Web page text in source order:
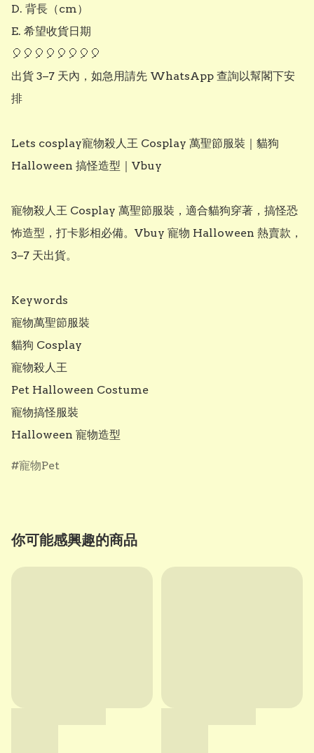
D. 背長（cm）
E. 希望收貨日期
🎈🎈🎈🎈🎈🎈🎈🎈
出貨 3–7 天內，如急用請先 WhatsApp 查詢以幫閣下安
排
Lets cosplay寵物殺人王 Cosplay 萬聖節服裝｜貓狗
Halloween 搞怪造型｜Vbuy
寵物殺人王 Cosplay 萬聖節服裝，適合貓狗穿著，搞怪恐
怖造型，打卡影相必備。Vbuy 寵物 Halloween 熱賣款，
3–7 天出貨。
Keywords
寵物萬聖節服裝
貓狗 Cosplay
寵物殺人王
Pet Halloween Costume
寵物搞怪服裝
Halloween 寵物造型
寵物Pet
你可能感興趣的商品